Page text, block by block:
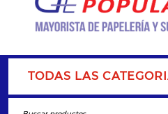
TODAS LAS